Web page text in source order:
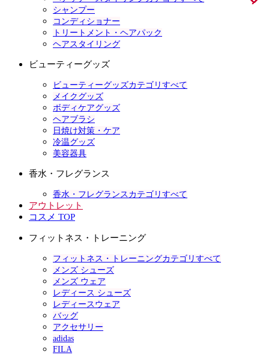
シャンプー
コンディショナー
トリートメント・ヘアパック
ヘアスタイリング
ビューティーグッズ
ビューティーグッズカテゴリすべて
メイクグッズ
ボディケアグッズ
ヘアブラシ
日焼け対策・ケア
冷温グッズ
美容器具
香水・フレグランス
香水・フレグランスカテゴリすべて
アウトレット
コスメ TOP
フィットネス・トレーニング
フィットネス・トレーニングカテゴリすべて
メンズ シューズ
メンズ ウェア
レディース シューズ
レディースウェア
バッグ
アクセサリー
adidas
FILA